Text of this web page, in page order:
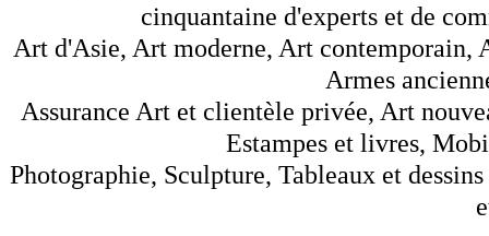
cinquantaine d'experts et de
Art d'Asie, Art moderne, Art contemporain,
Armes
Assurance Art et clientèle privée, Art
Estampes et livres,
Photographie, Sculpture, Tableaux et